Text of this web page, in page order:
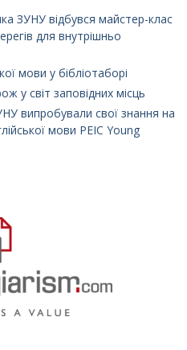
ЗУНУ відбувся майстер-клас
для внутрішньо
мови у бібліотаборі
у світ заповідних місць
випробували свої знання на
мови PEIC Young